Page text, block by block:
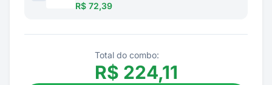
R$ 72,39
Total do combo:
R$ 224,11